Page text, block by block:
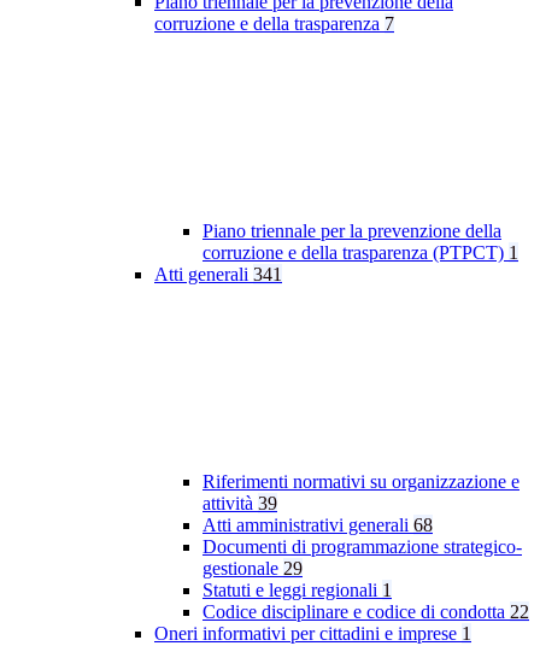
corruzione e della trasparenza 7
Piano triennale per la prevenzione della
corruzione e della trasparenza (PTPCT) 1
Atti generali 341
Riferimenti normativi su organizzazione e
attività 39
Atti amministrativi generali 68
Documenti di programmazione strategico-
gestionale 29
Statuti e leggi regionali 1
Codice disciplinare e codice di condotta 22
Oneri informativi per cittadini e imprese 1